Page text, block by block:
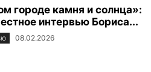
городе камня и солнца»:
интервью Бориса...
08.02.2026